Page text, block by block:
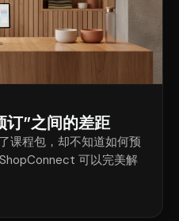
订”之间的差距
课程包，却不知道如何预
可以完美解